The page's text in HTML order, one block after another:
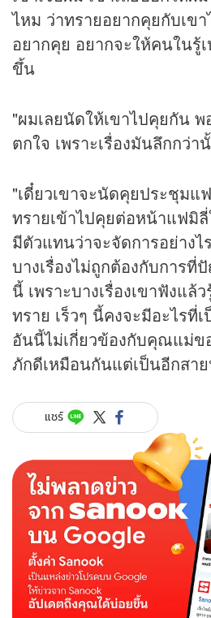
ไหม ว่าทรายอยากคุยกับเข
อยากคุย อยากจะให้คนในรู้
ขึ้น
"ผมเลยนัดให้เขาไปคุยกัน พ
ตกใจ เพราะเรื่องมันลึกกว่า
"เดี๋ยวเขาจะนัดคุยประชุม
ทรายเข้าไปคุยต่อหน้าแฟมิ
มีตัวแทนว่าจะจัดการอย่างไ
บางเรื่องไม่ถูกต้องกับการ
นี้ เพราะบางเรื่องเขาฟังแล้
ทราย เร็วๆ นี้คงจะมีอะไรที่
อันนี้ไม่เกี่ยวข้องกับคุณแม่ข
ภักดีเหมือนกันแต่เป็นอีกสา
แชร์